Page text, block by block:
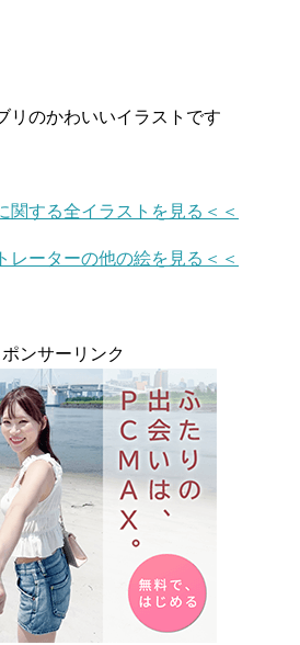
リのかわいいイラストです
関する全イラストを見る＜＜
レーターの他の絵を見る＜＜
ポンサーリンク